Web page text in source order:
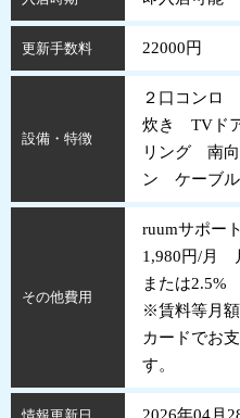
更新手数料 22000円
設備・特徴
２口コンロ
炊き TVド
リング 南
ン ケーブ
その他費用
ruumサポー
1,980円/月
または2.5%
※賃料等月
カードでお
す。
2026年04月